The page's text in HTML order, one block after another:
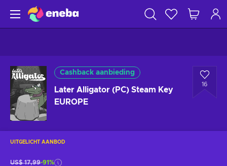
Cashback aanbieding
Later Alligator (PC) Steam Key
EUROPE
16
UITGELICHT AANBOD
US$ 17,99-91%